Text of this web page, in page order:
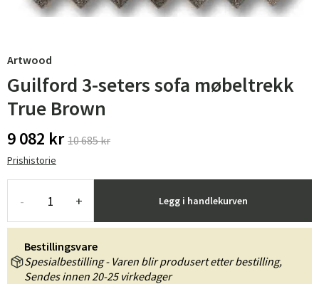
Artwood
Guilford 3-seters sofa møbeltrekk
True Brown
9 082 kr 10 685 kr
Prishistorie
- + Legg i handlekurven
Bestillingsvare
Spesialbestilling - Varen blir produsert etter bestilling,
Sendes innen 20-25 virkedager